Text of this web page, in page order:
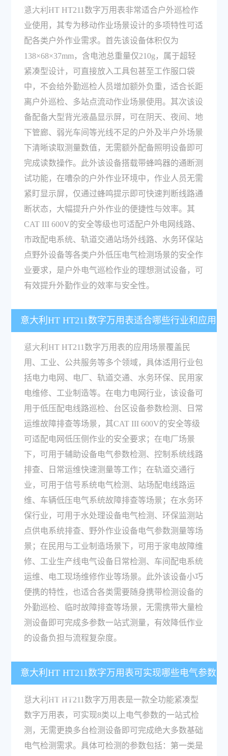
业使用？
意大利HT HT211数字万用表非常适合户外巡检作
业使用，其专为移动作业场景设计的多项特性可适
配各类户外作业需求。首先该设备体积仅为
138×68×37mm，含电池总重量仅210g，属于超轻
紧凑型设计，可直接放入工具包甚至工作服口袋
中，不会给外勤巡检人员增加额外负重，适合长距
离户外巡检、多站点流动作业场景使用。其次该设
备配备大型背光液晶显示屏，可在阴天、夜间、地
下管廊、弱光车间等光线不足的户外及半户外场景
下清晰读取测量数值，无需额外配备照明设备即可
完成读数操作。此外该设备搭载带蜂鸣器的通断测
试功能，在嘈杂的户外作业环境中，作业人员无需
紧盯显示屏，仅通过蜂鸣提示即可快速判断线路通
断状态，大幅提升户外作业的便捷性与效率。其
CAT III 600V的安全等级也可适配户外电网线路、
市政配电系统、轨道交通站场外线路、水务环保站
点野外设备等各类户外低压电气检测场景的安全作
业要求，是户外电气巡检作业的理想测试设备，可
有效提升外勤作业的效率与安全性。
意大利HT HT211数字万用表适合哪些行业和应用
场景？
意大利HT HT211数字万用表的应用场景覆盖民
用、工业、公共服务等多个领域，具体适用行业包
括电力电网、电厂、轨道交通、水务环保、民用家
电维修、工业制造等。在电力电网行业，该设备可
用于低压配电线路巡检、台区设备参数检测、日常
运维故障排查等场景，其CAT III 600V的安全等级
可适配电网低压侧作业的安全要求；在电厂场景
下，可用于辅助设备电气参数检测、控制系统线路
排查、日常运维快速测量等工作；在轨道交通行
业，可用于信号系统电气检测、站场配电线路运
维、车辆低压电气系统故障排查等场景；在水务环
保行业，可用于水处理设备电气检测、环保监测站
点供电系统排查、野外作业设备电气参数测量等场
景；在民用与工业制造场景下，可用于家电故障维
修、工业生产线电气设备日常检测、车间配电系统
运维、电工现场维修作业等场景。此外该设备小巧
便携的特性，也适合各类需要随身携带检测设备的
外勤巡检、临时故障排查等场景，无需携带大量检
测设备即可完成多参数一站式测量，有效降低作业
的设备负担与流程复杂度。
意大利HT HT211数字万用表可实现哪些电气参数
的一站式检测？
意大利HT HT211数字万用表是一款全功能紧凑型
数字万用表，可实现8类以上电气参数的一站式检
测，无需更换多台检测设备即可完成绝大多数基础
电气检测需求。具体可检测的参数包括：第一类是